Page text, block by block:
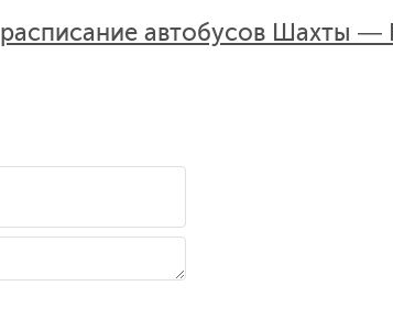
расписание автобусов Шахты —